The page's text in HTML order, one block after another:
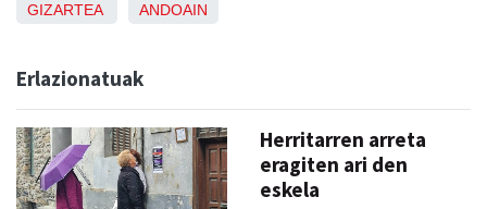
GIZARTEA ANDOAIN
Erlazionatuak
Herritarren arreta
eragiten ari den
eskela